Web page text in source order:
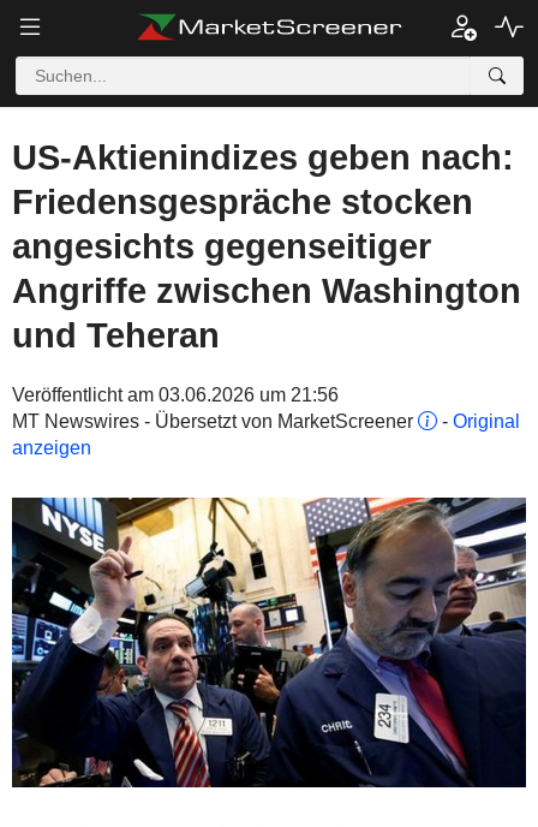
US-Aktienindizes geben nach:
Friedensgespräche stocken
angesichts gegenseitiger
Angriffe zwischen Washington
und Teheran
Veröffentlicht am 03.06.2026 um 21:56
MT Newswires - Übersetzt von MarketScreener
- Original
anzeigen